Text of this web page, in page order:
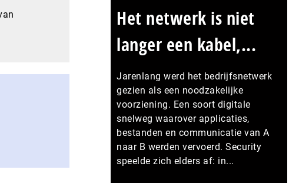
Het netwerk is niet
langer een kabel,...
Jarenlang werd het bedrijfsnetwerk
gezien als een noodzakelijke
voorziening. Een soort digitale
snelweg waarover applicaties,
bestanden en communicatie van A
naar B werden vervoerd. Security
speelde zich elders af: in...